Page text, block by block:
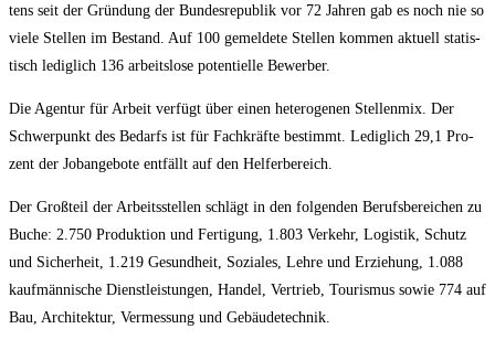
tens seit der Grün­dung der Bun­des­re­pu­blik vor 72 Jah­ren gab es noch nie so
vie­le Stel­len im Bestand. Auf 100 gemel­de­te Stel­len kom­men aktu­ell sta­tis­
tisch ledig­lich 136 arbeits­lo­se poten­ti­el­le Bewerber.
Die Agen­tur für Arbeit ver­fügt über einen hete­ro­ge­nen Stel­len­mix. Der
Schwer­punkt des Bedarfs ist für Fach­kräf­te bestimmt. Ledig­lich 29,1 Pro­
zent der Job­an­ge­bo­te ent­fällt auf den Helferbereich.
Der Groß­teil der Arbeits­stel­len schlägt in den fol­gen­den Berufs­be­rei­chen zu
Buche: 2.750 Pro­duk­ti­on und Fer­ti­gung, 1.803 Ver­kehr, Logis­tik, Schutz
und Sicher­heit, 1.219 Gesund­heit, Sozia­les, Leh­re und Erzie­hung, 1.088
kauf­män­ni­sche Dienst­leis­tun­gen, Han­del, Ver­trieb, Tou­ris­mus sowie 774 auf
Bau, Archi­tek­tur, Ver­mes­sung und Gebäudetechnik.